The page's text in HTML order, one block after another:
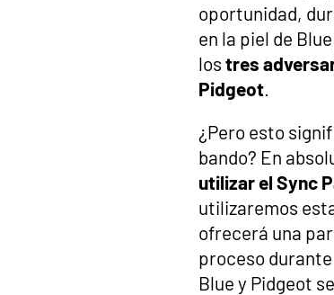
oportunidad,
en la piel de
los tres
Pidgeot
¿Pero esto
bando? En
utilizar el Sync
utilizaremos
ofrecerá una
proceso
Blue y Pidgeot